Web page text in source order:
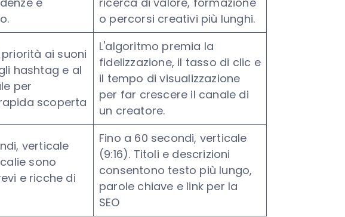
o percorsi creativi più lunghi.
ai suoni
hashtag e al
per
scoperta
L'algoritmo premia la
fidelizzazione, il tasso di clic e
il tempo di visualizzazione
per far crescere il canale di
un creatore.
verticale
sono
e ricche di
Fino a 60 secondi, verticale
(9:16). Titoli e descrizioni
consentono testo più lungo,
parole chiave e link per la
SEO